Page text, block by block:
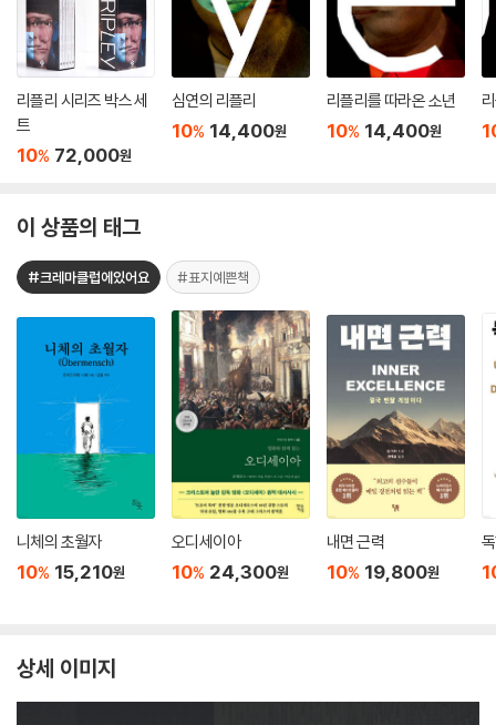
리플리 시리즈 박스 세
트
10% 72,000원
심연의 리플리
10% 14,400원
리플리를 따라온 소년
10% 14,400원
이 상품의 태그
#크레마클럽에있어요 #표지예쁜책
니체의 초월자
10% 15,210원
오디세이아
10% 24,300원
내면 근력
10% 19,800원
상세 이미지